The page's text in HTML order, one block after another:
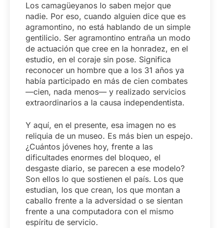
Los camagüeyanos lo saben mejor que
nadie. Por eso, cuando alguien dice que es
agramontino, no está hablando de un simple
gentilicio. Ser agramontino entraña un modo
de actuación que cree en la honradez, en el
estudio, en el coraje sin pose. Significa
reconocer un hombre que a los 31 años ya
había participado en más de cien combates
—cien, nada menos— y realizado servicios
extraordinarios a la causa independentista.
Y aquí, en el presente, esa imagen no es
reliquia de un museo. Es más bien un espejo.
¿Cuántos jóvenes hoy, frente a las
dificultades enormes del bloqueo, el
desgaste diario, se parecen a ese modelo?
Son ellos lo que sostienen el país. Los que
estudian, los que crean, los que montan a
caballo frente a la adversidad o se sientan
frente a una computadora con el mismo
espíritu de servicio.